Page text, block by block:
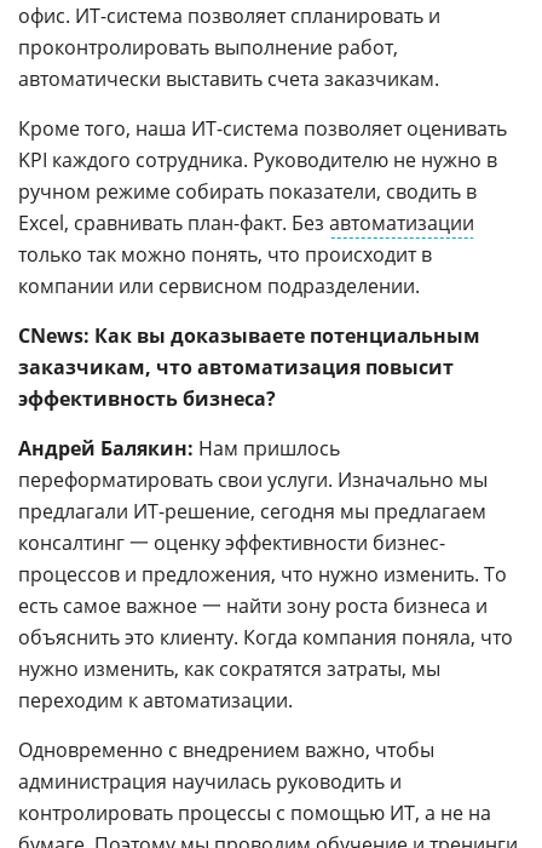
офис. ИТ-система позволяет спланировать и
проконтролировать выполнение работ,
автоматически выставить счета заказчикам.
Кроме того, наша ИТ-система позволяет оценивать
KPI каждого сотрудника. Руководителю не нужно в
ручном режиме собирать показатели, сводить в
Excel, сравнивать план-факт. Без автоматизации
только так можно понять, что происходит в
компании или сервисном подразделении.
CNews: Как вы доказываете потенциальным
заказчикам, что автоматизация повысит
эффективность бизнеса?
Андрей Балякин: Нам пришлось
переформатировать свои услуги. Изначально мы
предлагали ИТ-решение, сегодня мы предлагаем
консалтинг 一 оценку эффективности бизнес-
процессов и предложения, что нужно изменить. То
есть самое важное 一 найти зону роста бизнеса и
объяснить это клиенту. Когда компания поняла, что
нужно изменить, как сократятся затраты, мы
переходим к автоматизации.
Одновременно с внедрением важно, чтобы
администрация научилась руководить и
контролировать процессы с помощью ИТ, а не на